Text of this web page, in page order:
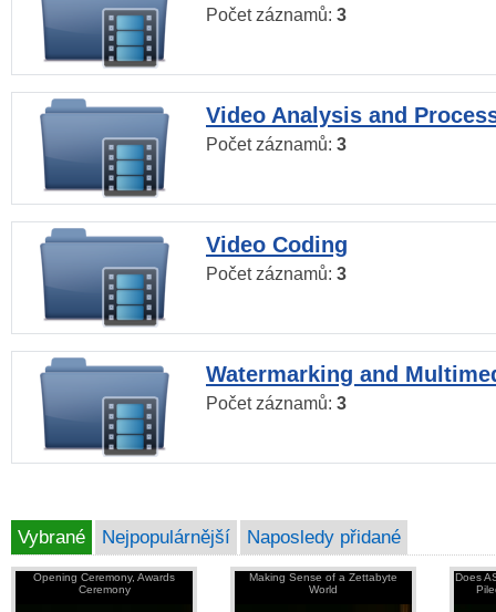
Počet záznamů: 3
Video Analysis and
Počet záznamů: 3
Video Coding
Počet záznamů: 3
Watermarking and
Počet záznamů: 3
Vybrané Nejpopulárnější Naposledy přidané
Opening Ceremony, Awards
Ceremony
Making Sense of a Zettabyte
World
Does